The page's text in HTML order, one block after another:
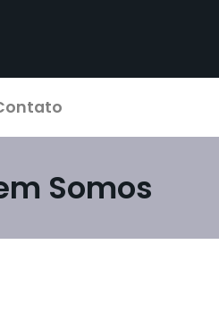
Somos